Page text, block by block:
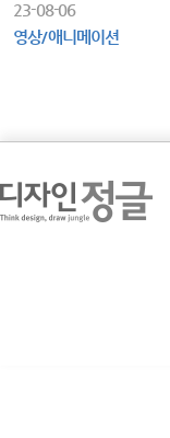
23-08-06
영상/애니메이션